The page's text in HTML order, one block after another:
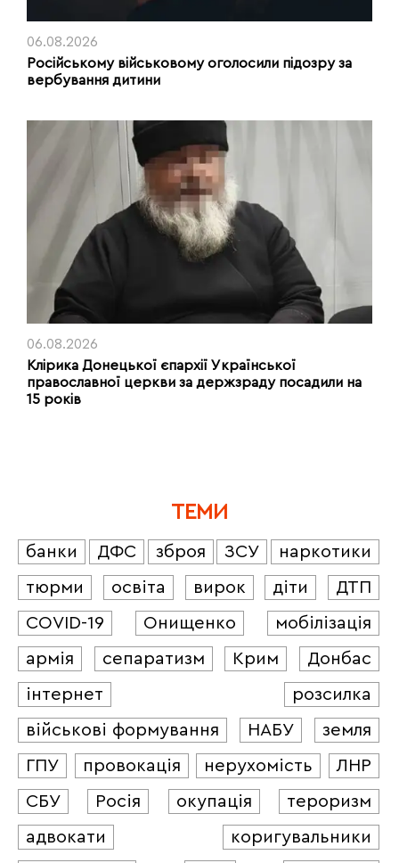
06.08.2026
Російському військовому оголосили підозру за
вербування дитини
06.08.2026
Клірика Донецької єпархії Української
православної церкви за держзраду посадили на
15 років
ТЕМИ
банки ДФС зброя ЗСУ
наркотики
тюрми
освіта вирок діти
ДТП
COVID-19
Онищенко
мобілізація
армія
сепаратизм Крим
Донбас
інтернет
розсилка
військові формування
НАБУ
земля
ГПУ
провокація нерухомість
ЛНР
СБУ
Росія окупація
тероризм
адвокати
коригувальники